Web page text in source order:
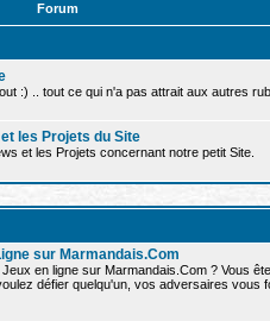
Forum
:) .. tout ce qui n'a pas attrait aux autres
les Projets du Site
et les Projets concernant notre petit Site.
sur Marmandais.Com
en ligne sur Marmandais.Com ? Vous
défier quelqu'un, vos adversaires vous